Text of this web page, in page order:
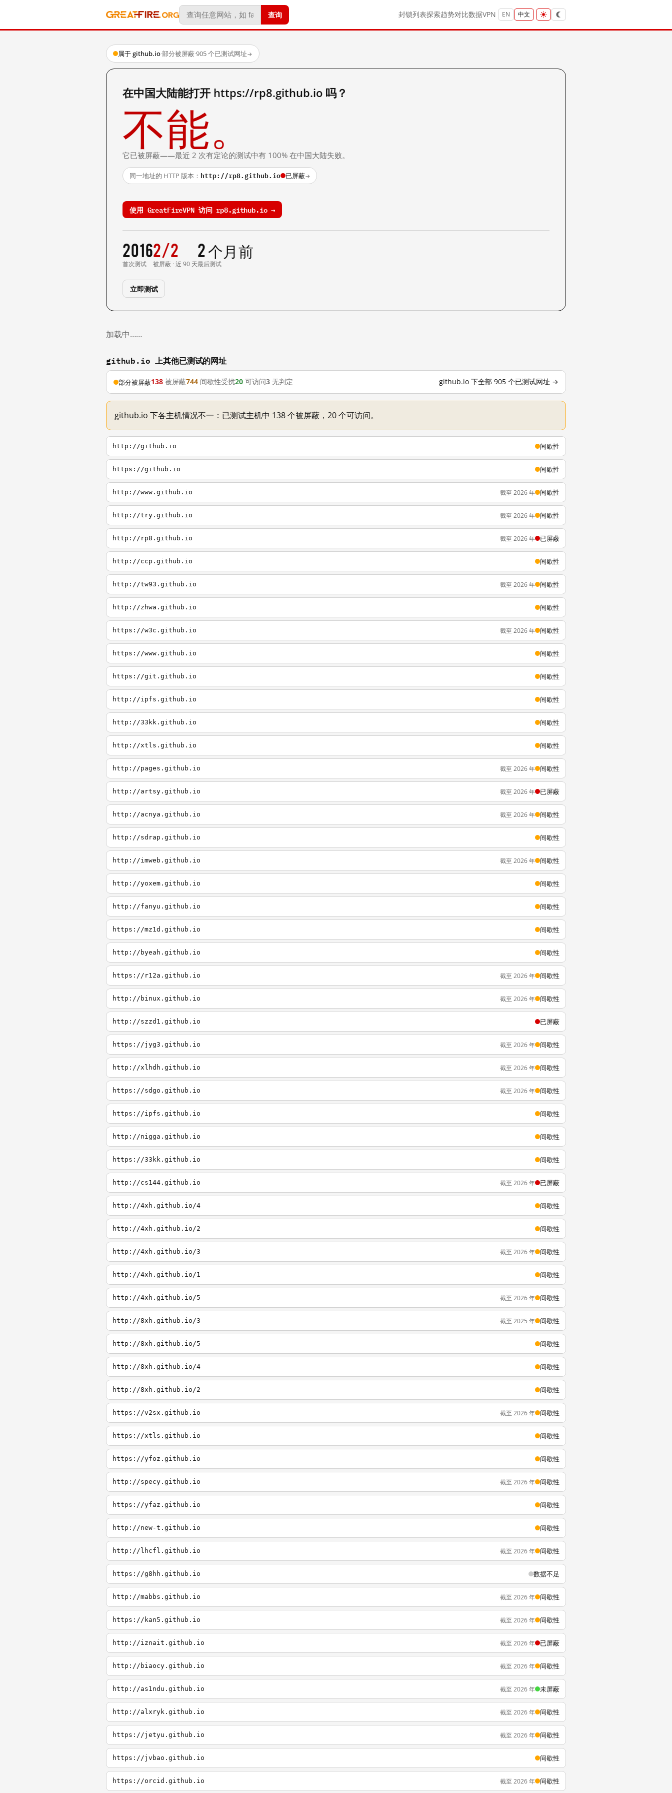
查询 封锁列表探索趋势对比数据VPN EN 中文
属于 github.io·部分被屏蔽·905 个已测试网址→
在中国大陆能打开 https://rp8.github.io 吗？
不能。
它已被屏蔽——最近 2 次有定论的测试中有 100% 在中国大陆失败。
同一地址的 HTTP 版本： http://rp8.github.io 已屏蔽→
使用 GreatFireVPN 访问 rp8.github.io →
2016
首次测试
2/2
被屏蔽 · 近 90 天
2 个月前
最后测试
立即测试
加载中……
github.io 上其他已测试的网址
部分被屏蔽138 被屏蔽744 间歇性受扰20 可访问3 无判定 github.io 下全部 905 个已测试网址 →
github.io 下各主机情况不一：已测试主机中 138 个被屏蔽，20 个可访问。
http://github.io 间歇性
https://github.io 间歇性
http://www.github.io 截至 2026 年 间歇性
http://try.github.io 截至 2026 年 间歇性
http://rp8.github.io 截至 2026 年 已屏蔽
http://ccp.github.io 间歇性
http://tw93.github.io 截至 2026 年 间歇性
http://zhwa.github.io 间歇性
https://w3c.github.io 截至 2026 年 间歇性
https://www.github.io 间歇性
https://git.github.io 间歇性
http://ipfs.github.io 间歇性
http://33kk.github.io 间歇性
http://xtls.github.io 间歇性
http://pages.github.io 截至 2026 年 间歇性
http://artsy.github.io 截至 2026 年 已屏蔽
http://acnya.github.io 截至 2026 年 间歇性
http://sdrap.github.io 间歇性
http://imweb.github.io 截至 2026 年 间歇性
http://yoxem.github.io 间歇性
http://fanyu.github.io 间歇性
https://mz1d.github.io 间歇性
http://byeah.github.io 间歇性
https://r12a.github.io 截至 2026 年 间歇性
http://binux.github.io 截至 2026 年 间歇性
http://szzd1.github.io 已屏蔽
https://jyg3.github.io 截至 2026 年 间歇性
http://xlhdh.github.io 截至 2026 年 间歇性
https://sdgo.github.io 截至 2026 年 间歇性
https://ipfs.github.io 间歇性
http://nigga.github.io 间歇性
https://33kk.github.io 间歇性
http://cs144.github.io 截至 2026 年 已屏蔽
http://4xh.github.io/4 间歇性
http://4xh.github.io/2 间歇性
http://4xh.github.io/3 截至 2026 年 间歇性
http://4xh.github.io/1 间歇性
http://4xh.github.io/5 截至 2026 年 间歇性
http://8xh.github.io/3 截至 2025 年 间歇性
http://8xh.github.io/5 间歇性
http://8xh.github.io/4 间歇性
http://8xh.github.io/2 间歇性
https://v2sx.github.io 截至 2026 年 间歇性
https://xtls.github.io 间歇性
https://yfoz.github.io 间歇性
http://specy.github.io 截至 2026 年 间歇性
https://yfaz.github.io 间歇性
http://new-t.github.io 间歇性
http://lhcfl.github.io 截至 2026 年 间歇性
https://g8hh.github.io 数据不足
http://mabbs.github.io 截至 2026 年 间歇性
https://kan5.github.io 截至 2026 年 间歇性
http://iznait.github.io 截至 2026 年 已屏蔽
http://biaocy.github.io 截至 2026 年 间歇性
http://as1ndu.github.io 截至 2026 年 未屏蔽
http://alxryk.github.io 截至 2026 年 间歇性
https://jetyu.github.io 截至 2026 年 间歇性
https://jvbao.github.io 间歇性
https://orcid.github.io 截至 2026 年 间歇性